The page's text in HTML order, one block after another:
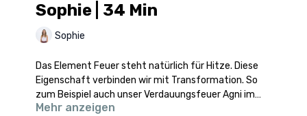
Sophie | 34 Min
Sophie
Das Element Feuer steht natürlich für Hitze. Diese
Eigenschaft verbinden wir mit Transformation. So
zum Beispiel auch unser Verdauungsfeuer Agni im
Nabelbereich. Auf körperlicher Ebene fokussieren wir
Mehr anzeigen